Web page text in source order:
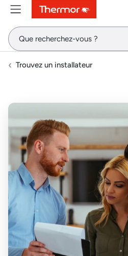
ContenuMenuRecherche
Trouvez un installateur